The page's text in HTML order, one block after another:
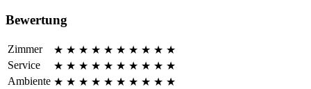
Bewertung
Zimmer ★ ★ ★ ★ ★ ★ ★ ★ ★ ★
Service
★ ★ ★ ★ ★ ★ ★ ★ ★ ★
Ambiente ★ ★ ★ ★ ★ ★ ★ ★ ★ ★